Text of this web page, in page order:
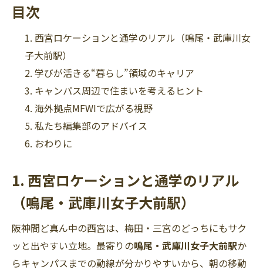
目次
西宮ロケーションと通学のリアル（鳴尾・武庫川女
子大前駅）
学びが活きる“暮らし”領域のキャリア
キャンパス周辺で住まいを考えるヒント
海外拠点MFWIで広がる視野
私たち編集部のアドバイス
おわりに
1. 西宮ロケーションと通学のリアル
（鳴尾・武庫川女子大前駅）
阪神間ど真ん中の西宮は、梅田・三宮のどっちにもサク
ッと出やすい立地。最寄りの鳴尾・武庫川女子大前駅か
らキャンパスまでの動線が分かりやすいから、朝の移動